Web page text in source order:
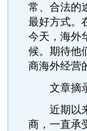
常、合法的
最好方式。
今天，海外
候。期待他
商海外经营
文章摘录
近期以来
商，一直承